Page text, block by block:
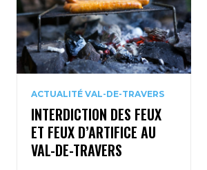
ACTUALITÉ VAL-DE-TRAVERS
INTERDICTION DES FEUX
ET FEUX D’ARTIFICE AU
VAL-DE-TRAVERS